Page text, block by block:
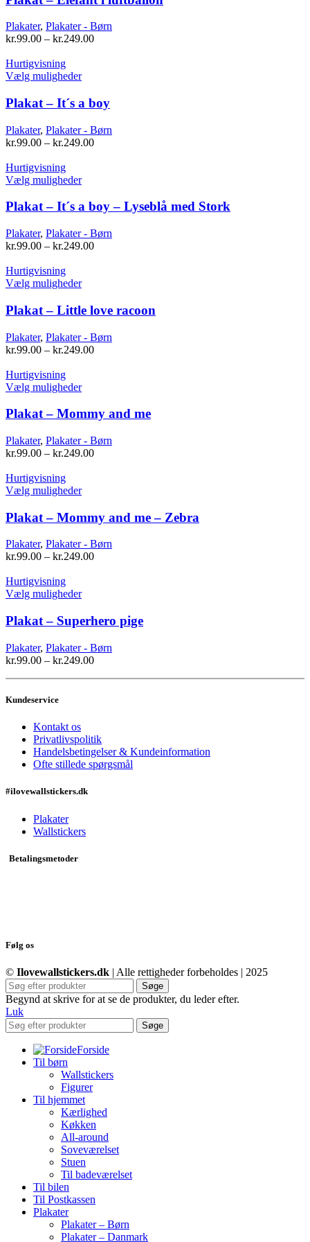
flere
varianter.
Mulighederne
på
varesiden
Plakater, Plakater - Børn
kr.99.00 – kr.249.00
Hurtigvisning
Vælg mulighederDette
har
flere
varianter.
Mulighederne
kan
varesiden
Plakat – It´s a boy
Plakater, Plakater - Børn
kr.99.00 – kr.249.00
Hurtigvisning
Vælg mulighederDette
har
varianter.
Mulighederne
på
varesiden
Plakat – It´s a boy – Lyseblå med Stork
Plakater, Plakater - Børn
kr.99.00 – kr.249.00
Hurtigvisning
Vælg mulighederDette
har
flere
varianter.
Mulighederne
kan
varesiden
Plakat – Little love racoon
Plakater, Plakater - Børn
kr.99.00 – kr.249.00
Hurtigvisning
Vælg mulighederDette
har
flere
varianter.
Mulighederne
på
varesiden
Plakat – Mommy and me
Plakater, Plakater - Børn
kr.99.00 – kr.249.00
Hurtigvisning
Vælg mulighederDette
har
flere
varianter.
Mulighederne
på
varesiden
Plakat – Mommy and me – Zebra
Plakater, Plakater - Børn
kr.99.00 – kr.249.00
Hurtigvisning
Vælg mulighederDette
har
flere
varianter.
Mulighederne
kan
vælges
Plakat – Superhero pige
Plakater, Plakater - Børn
kr.99.00 – kr.249.00
Kundeservice
Kontakt os
Privatlivspolitik
Handelsbetingelser & Kundeinformation
Ofte stillede spørgsmål
#ilovewallstickers.dk
Plakater
Wallstickers
Betalingsmetoder
Følg os
© Ilovewallstickers.dk | Alle rettigheder forbeholdes | 2025
Søge
Begynd at skrive for at se de produkter, du leder efter.
Luk
Søge
Forside
Til børn
Wallstickers
Figurer
Til hjemmet
Kærlighed
Køkken
All-around
Soveværelset
Stuen
Til badeværelset
Til bilen
Til Postkassen
Plakater
Plakater – Børn
Plakater – Danmark